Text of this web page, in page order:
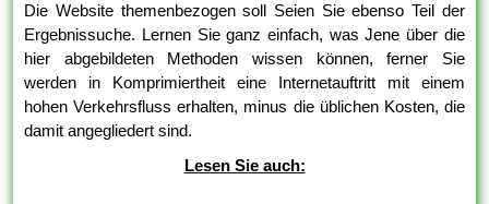
Die Website themenbezogen soll Seien Sie ebenso Teil der
Ergebnissuche. Lernen Sie ganz einfach, was Jene über die
hier abgebildeten Methoden wissen können, ferner Sie
werden in Komprimiertheit eine Internetauftritt mit einem
hohen Verkehrsfluss erhalten, minus die üblichen Kosten, die
damit angegliedert sind.
Lesen Sie auch: